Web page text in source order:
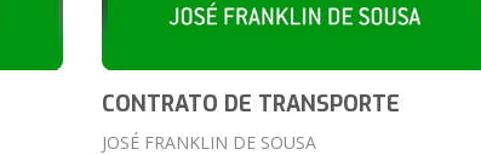
CONTRATO DE TRANSPORTE
JOSÉ FRANKLIN DE SOUSA